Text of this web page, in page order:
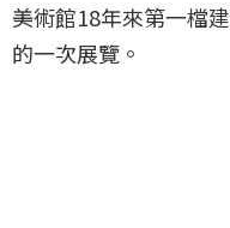
美術館18年來第一檔
的一次展覽。